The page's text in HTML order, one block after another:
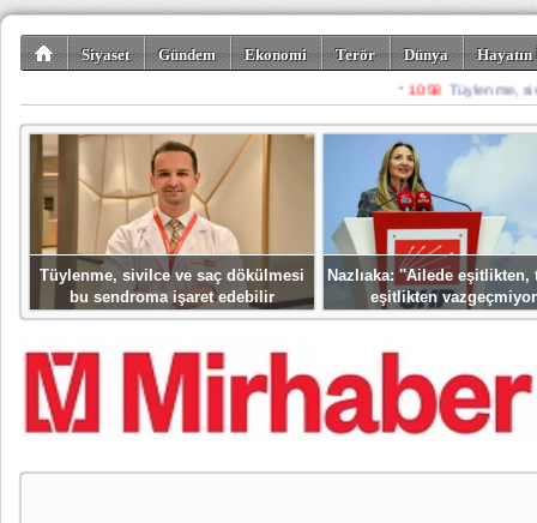
Siyaset Gündem Ekonomi Terör Dünya
Spor Misafir
Tüylenme, sivilce ve saç dökülmesi
bu sendroma işaret edebilir
Nazlıaka: ''Ailede eşitlikten,
eşitlikten